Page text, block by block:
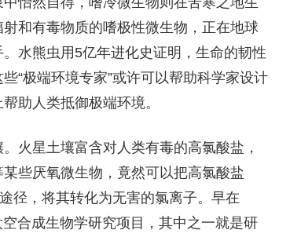
和有毒物质的嗜极性微生物，正在地球
水熊虫用5亿年进化史证明，生命的韧性
“极端环境专家”或许可以帮助科学家设计
助人类抵御极端环境。
火星土壤富含对人类有毒的高氯酸盐，
些厌氧微生物，竟然可以把高氯酸盐
径，将其转化为无害的氯离子。早在
合成生物学研究项目，其中之一就是研